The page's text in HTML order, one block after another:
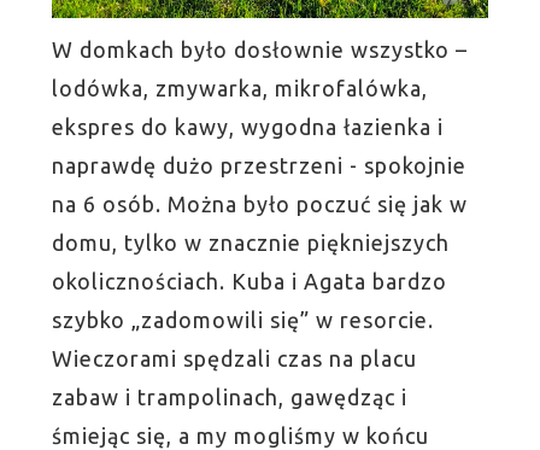
W domkach było dosłownie wszystko –
lodówka, zmywarka, mikrofalówka,
ekspres do kawy, wygodna łazienka i
naprawdę dużo przestrzeni - spokojnie
na 6 osób. Można było poczuć się jak w
domu, tylko w znacznie piękniejszych
okolicznościach. Kuba i Agata bardzo
szybko „zadomowili się” w resorcie.
Wieczorami spędzali czas na placu
zabaw i trampolinach, gawędząc i
śmiejąc się, a my mogliśmy w końcu